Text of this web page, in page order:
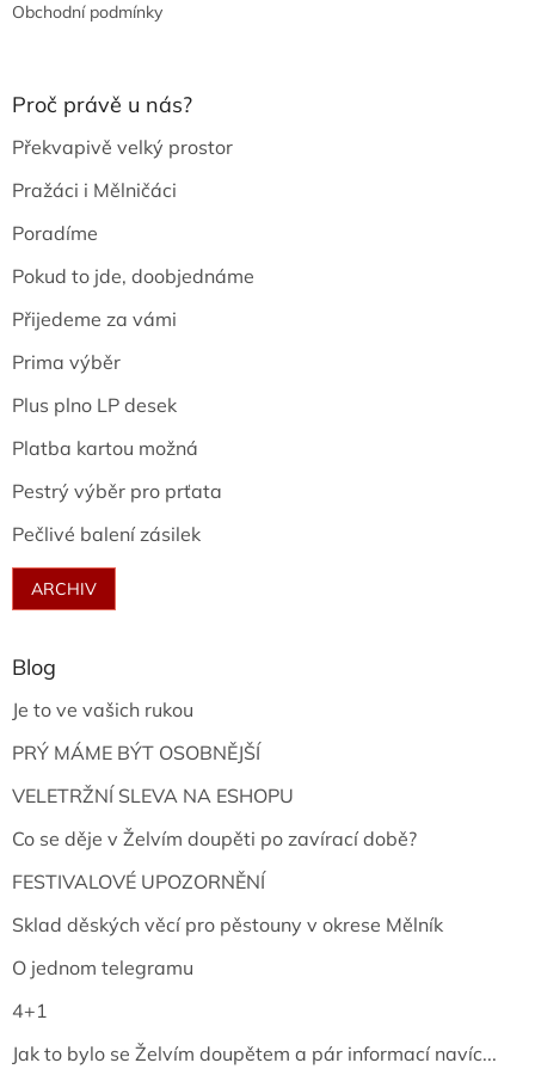
Obchodní podmínky
Proč právě u nás?
Překvapivě velký prostor
Pražáci i Mělničáci
Poradíme
Pokud to jde, doobjednáme
Přijedeme za vámi
Prima výběr
Plus plno LP desek
Platba kartou možná
Pestrý výběr pro prťata
Pečlivé balení zásilek
ARCHIV
Blog
Je to ve vašich rukou
PRÝ MÁME BÝT OSOBNĚJŠÍ
VELETRŽNÍ SLEVA NA ESHOPU
Co se děje v Želvím doupěti po zavírací době?
FESTIVALOVÉ UPOZORNĚNÍ
Sklad děských věcí pro pěstouny v okrese Mělník
O jednom telegramu
4+1
Jak to bylo se Želvím doupětem a pár informací navíc...